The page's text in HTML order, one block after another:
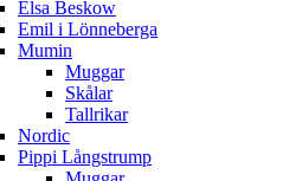
Elsa Beskow
Emil i Lönneberga
Mumin
Muggar
Skålar
Tallrikar
Nordic
Pippi Långstrump